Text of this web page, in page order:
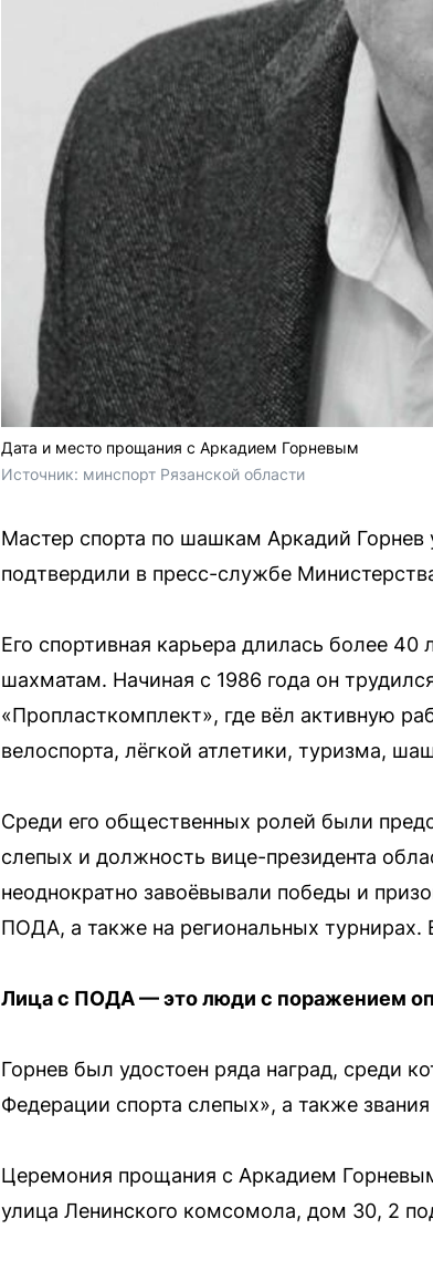
Дата и место прощания с Аркадием Горневым
Источник: минспорт Рязанской области
Мастер спорта по шашкам Аркадий
подтвердили в пресс-службе
Его спортивная карьера длилась более
шахматам. Начиная с 1986 года он
«Пропласткомплект», где вёл активную
велоспорта, лёгкой атлетики, туризма,
Среди его общественных ролей были
слепых и должность вице-президента
неоднократно завоёвывали победы и
ПОДА, а также на региональных турнирах.
Лица с ПОДА — это люди с поражением
Горнев был удостоен ряда наград, среди
Федерации спорта слепых», а также
Церемония прощания с Аркадием
улица Ленинского комсомола, дом 30, 2